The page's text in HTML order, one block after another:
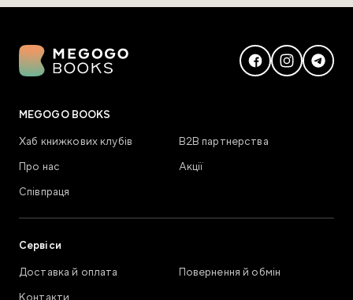
MEGOGO BOOKS
Хаб книжкових клубів
В2В партнерства
Про нас
Акції
Співпраця
Сервіси
Доставка й оплата
Повернення й обмін